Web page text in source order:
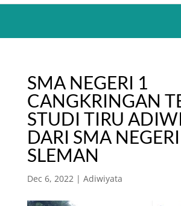
SMA NEGERI 1
CANGKRINGAN
STUDI TIRU
DARI SMA
SLEMAN
Dec 6, 2022| Adiwiyata